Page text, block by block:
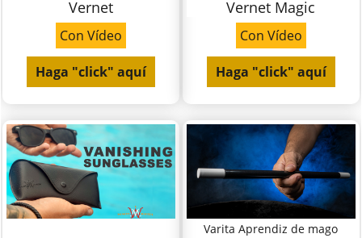
Vernet
Con Vídeo
Haga "click" aquí
Vernet Magic
Con Vídeo
Haga "click" aquí
Varita Aprendiz de mago